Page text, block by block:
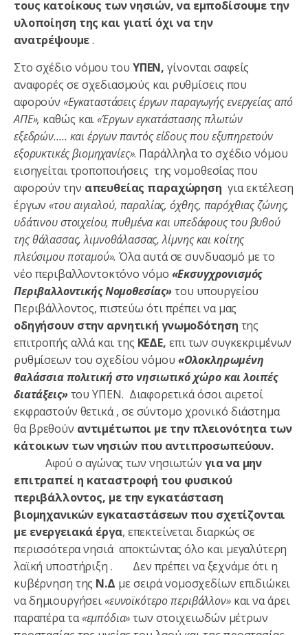
τους κατοίκους των νησιών, να εμποδίσουμε την
υλοποίηση της και γιατί όχι να την
ανατρέψουμε.
Στο σχέδιο νόμου του ΥΠΕΝ, γίνονται σαφείς
αναφορές σε σχεδιασμούς και ρυθμίσεις που
αφορούν«Εγκαταστάσεις έργων παραγωγής ενεργείας από
ΑΠΕ», καθώς και«Έργων εγκατάστασης πλωτών
εξεδρών….. και έργων παντός είδους που εξυπηρετούν
εξορυκτικές βιομηχανίες». Παράλληλα το σχέδιο νόμου
εισηγείται τροποποιήσεις της νομοθεσίας που
αφορούν την απευθείας παραχώρηση για εκτέλεση
έργων«του αιγιαλού, παραλίας, όχθης, παρόχθιας ζώνης,
υδάτινου στοιχείου, πυθμένα και υπεδάφους του βυθού
της θάλασσας, λιμνοθάλασσας, λίμνης και κοίτης
πλεύσιμου ποταμού».Όλα αυτά σε συνδυασμό με το
νέο περιβαλλοντοκτόνο νόμο «Εκσυγχρονισμός
Περιβαλλοντικής Νομοθεσίας»του υπουργείου
Περιβάλλοντος, πιστεύω ότι πρέπει να μας
οδηγήσουν στην αρνητική γνωμοδότηση της
επιτροπής αλλά και της ΚΕΔΕ, επι των συγκεκριμένων
ρυθμίσεων του σχεδίου νόμου «Ολοκληρωμένη
θαλάσσια πολιτική στο νησιωτικό χώρο και λοιπές
διατάξεις»του ΥΠΕΝ. Διαφορετικά όσοι αιρετοί
εκφραστούν θετικά , σε σύντομο χρονικό διάστημα
θα βρεθούν αντιμέτωποι με την πλειονότητα των
κάτοικων των νησιών που αντιπροσωπεύουν.
Αφού ο αγώνας των νησιωτώνγια να μην
επιτραπεί η καταστροφή του φυσικού
περιβάλλοντος, με την εγκατάσταση
βιομηχανικών εγκαταστάσεων που σχετίζονται
με ενεργειακά έργα, επεκτείνεται διαρκώς σε
περισσότερα νησιά αποκτώντας όλο και μεγαλύτερη
λαϊκή υποστήριξη . Δεν πρέπει να ξεχνάμε ότι η
κυβέρνηση της Ν.Δ με σειρά νομοσχεδίων επιδιώκει
να δημιουργήσει«ευνοϊκότερο περιβάλλον»και να άρει
παραπέρα τα«εμπόδια»των στοιχειωδών μέτρων